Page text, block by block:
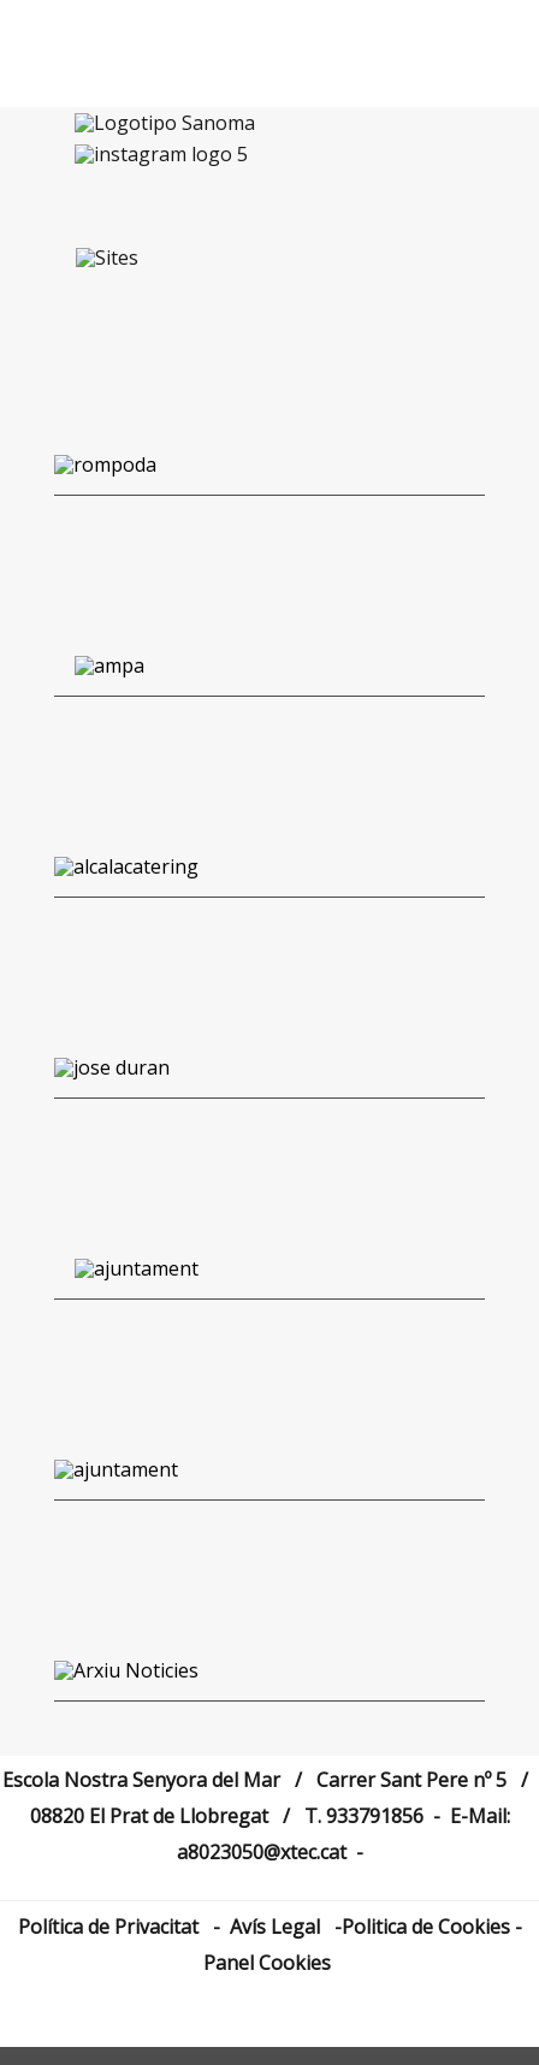
Escola Nostra Senyora del Mar / Carrer Sant Pere nº 5 /
08820 El Prat de Llobregat / T.933791856- E-Mail:
a8023050@xtec.cat-
Política de Privacitat - Avís Legal -Politica de Cookies -
Panel Cookies